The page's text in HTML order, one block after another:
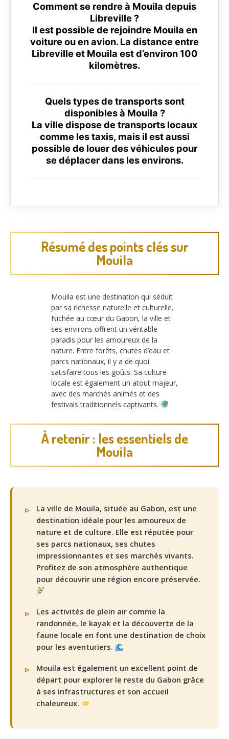
Comment se rendre à Mouila depuis
Libreville ?
Il est possible de rejoindre Mouila en
voiture ou en avion. La distance entre
Libreville et Mouila est d’environ 100
kilomètres.
Quels types de transports sont
disponibles à Mouila ?
La ville dispose de transports locaux
comme les taxis, mais il est aussi
possible de louer des véhicules pour
se déplacer dans les environs.
Résumé des points clés sur
Mouila
Mouila est une destination qui séduit
par sa richesse naturelle et culturelle.
Nichée au cœur du Gabon, la ville et
ses environs offrent un véritable
paradis pour les amoureux de la
nature. Entre forêts, chutes d’eau et
parcs nationaux, il y a de quoi
satisfaire tous les goûts. Sa culture
locale est également un atout majeur,
avec des marchés animés et des
festivals traditionnels captivants.
À retenir : les essentiels de
Mouila
La ville de Mouila, située au Gabon, est une
destination idéale pour les amoureux de
nature et de culture. Elle est réputée pour
ses parcs nationaux, ses chutes
impressionnantes et ses marchés vivants.
Profitez de son atmosphère authentique
pour découvrir une région encore préservée.
Les activités de plein air comme la
randonnée, le kayak et la découverte de la
faune locale en font une destination de choix
pour les aventuriers.
Mouila est également un excellent point de
départ pour explorer le reste du Gabon grâce
à ses infrastructures et son accueil
chaleureux.